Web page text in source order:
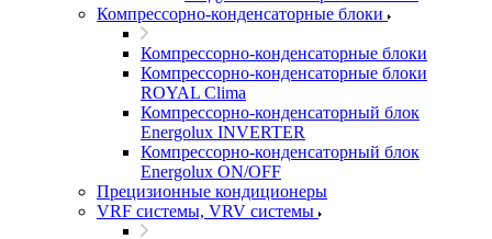
Компрессорно-конденсаторные блоки
Компрессорно-конденсаторные блоки
Компрессорно-конденсаторные блоки
ROYAL Clima
Компрессорно-конденсаторный блок
Energolux INVERTER
Компрессорно-конденсаторный блок
Energolux ON/OFF
Прецизионные кондиционеры
VRF системы, VRV системы